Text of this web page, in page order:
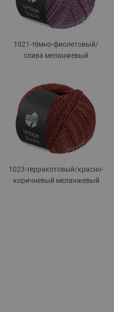
1021-тёмно-фиолетовый/
слива меланжевый
1023-терракотовый/красно-
коричневый меланжевый